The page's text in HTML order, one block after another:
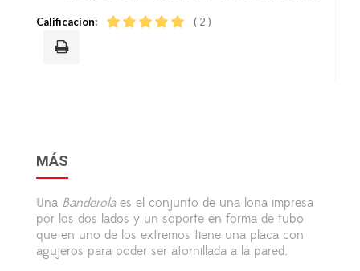
Calificacion: ( 2 )
MÁS
Una Banderola es el conjunto de una lona impresa
por los dos lados y un soporte en forma de tubo
que en uno de los extremos tiene una placa con
agujeros para poder ser atornillada a la pared.